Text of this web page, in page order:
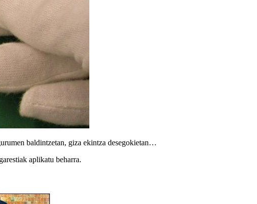
baldintzetan, giza ekintza desegokietan…
aplikatu beharra.